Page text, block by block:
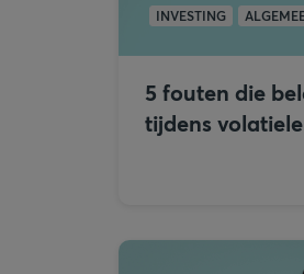
INVESTING
5 fouten die
tijdens